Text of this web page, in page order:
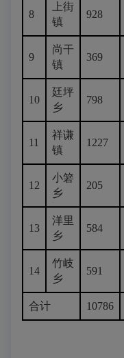
8
上街
镇
928
9
尚干
镇
369
10
廷坪
乡
798
11
祥谦
镇
1227
12
小箬
乡
205
13
洋里
乡
584
14
竹岐
乡
591
合计 10786